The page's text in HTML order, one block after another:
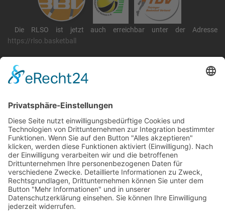
Die RLSO ist jetzt auch erreichbar unter der Adresse
https://rlso.basketball
RLSO Minikalender
August 2026
Mo Di Mi Do Fr Sa
So
3127 28 29 30 31 1
2